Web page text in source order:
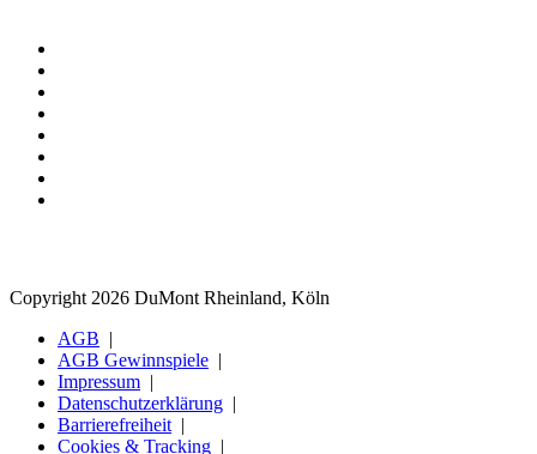
Copyright 2026 DuMont Rheinland, Köln
AGB
AGB Gewinnspiele
Impressum
Datenschutzerklärung
Barrierefreiheit
Cookies & Tracking